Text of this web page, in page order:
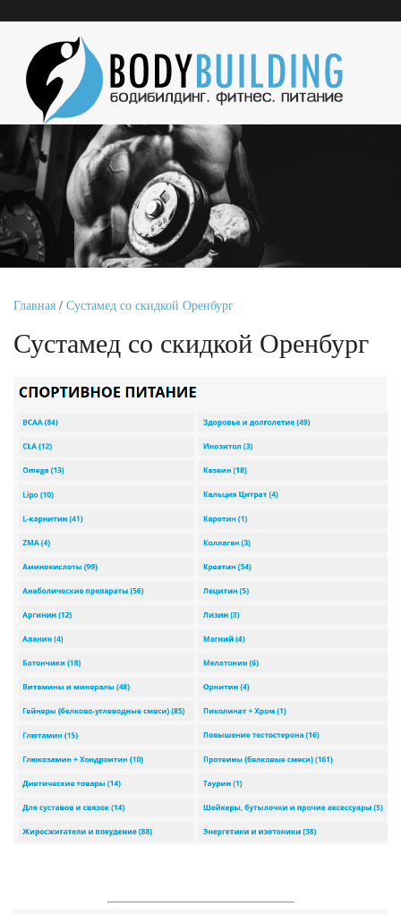
Главная / Сустамед со скидкой Оренбург
Сустамед со скидкой Оренбург